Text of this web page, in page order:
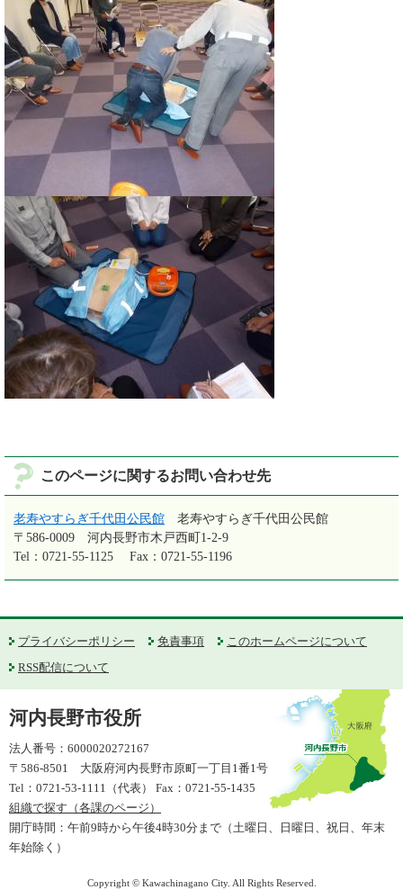
このページに関するお問い合わせ先
老寿やすらぎ千代田公民館
老寿やすらぎ千代田公民館
〒586-0009
河内長野市木戸西町1-2-9
Tel：0721-55-1125
Fax：0721-55-1196
プライバシーポリシー 免責事項
このホームページについて
RSS配信について
河内長野市役所
法人番号：6000020272167
〒586-8501 大阪府河内長野市原町一丁目1番1号
Tel：0721-53-1111（代表） Fax：0721-55-1435
組織で探す（各課のページ）
開庁時間：午前9時から午後4時30分まで（土曜日、日曜日、祝日、年末
年始除く）
Copyright © Kawachinagano City. All Rights Reserved.